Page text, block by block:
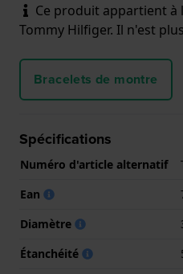
Ce produit appartient
Tommy Hilfiger. Il n'est
Bracelets de montre
Spécifications
Numéro d'article alternatif
Ean
Diamètre
Étanchéité